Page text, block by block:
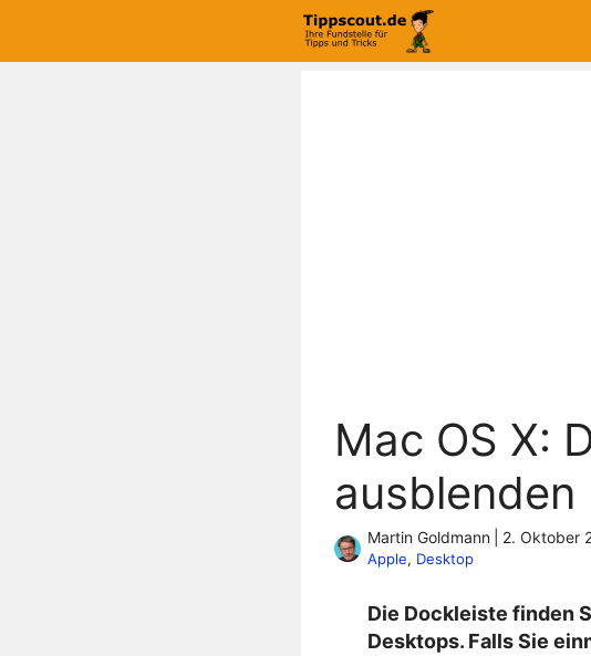
springen
Mac OS X:
ausblenden
Martin Goldmann 2. Oktober
Apple, Desktop
Die Dockleiste finden
Desktops. Falls Sie